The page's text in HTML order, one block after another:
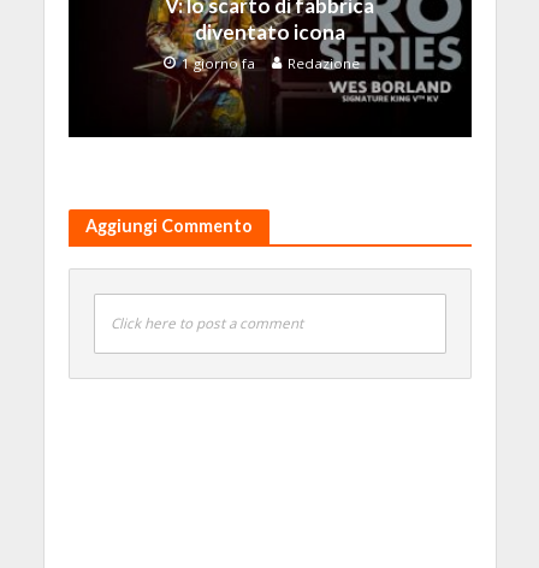
V: lo scarto di fabbrica
diventato icona
1 giorno fa Redazione
Aggiungi Commento
Click here to post a comment